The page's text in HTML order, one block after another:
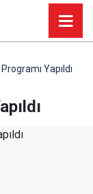
Yapıldı